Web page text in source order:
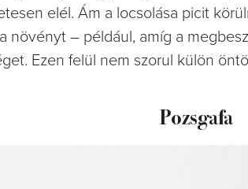
elél. Ám a locsolása picit
növényt – például, amíg a
Ezen felül nem szorul külön
Pozsgafa